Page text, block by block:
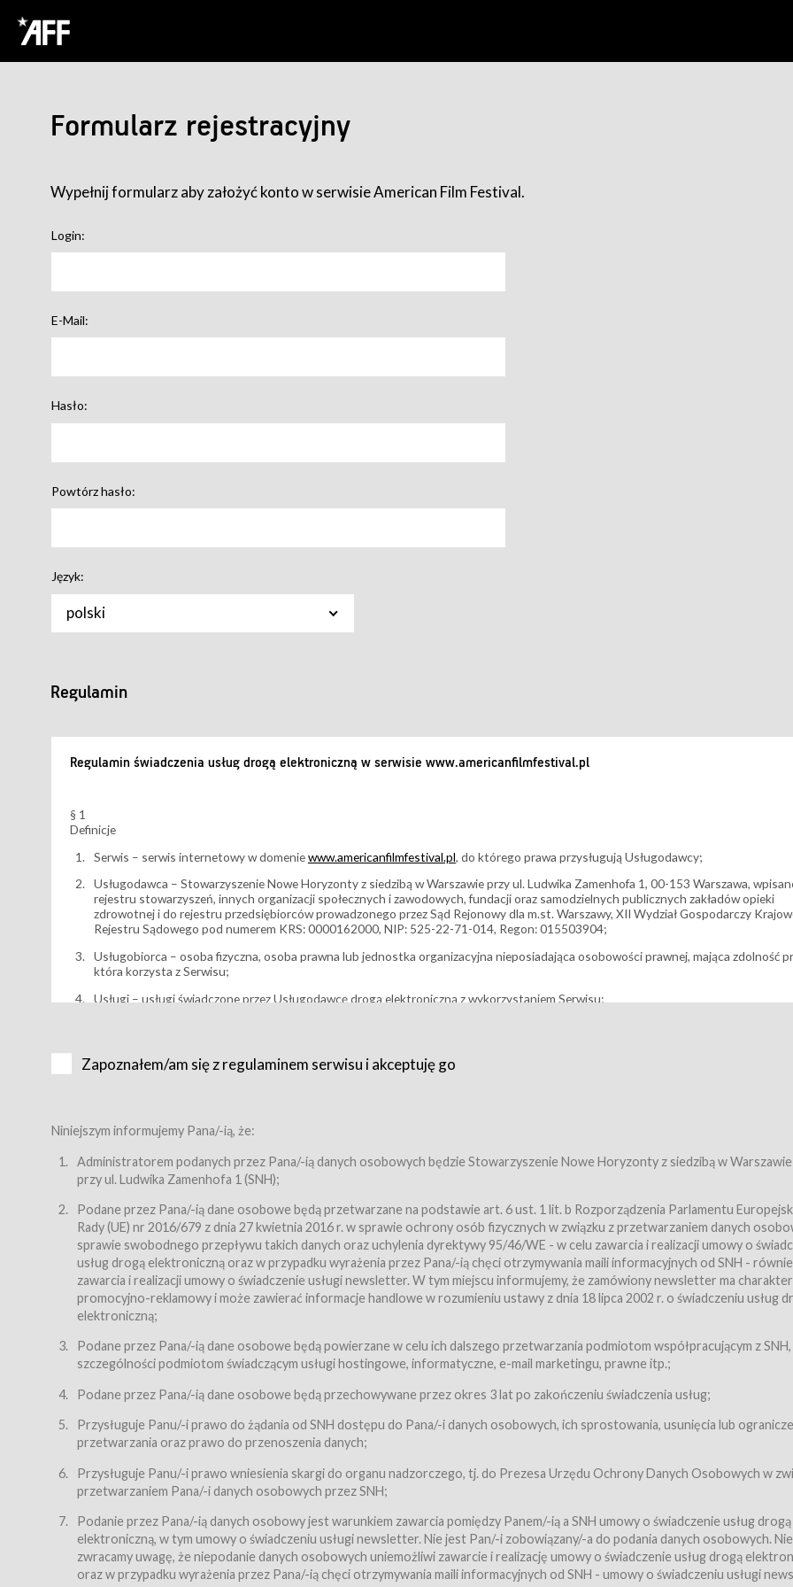
Formularz rejestracyjny
Wypełnij formularz aby założyć konto w serwisie American Film Festival.
Login:
E-Mail:
Hasło:
Powtórz hasło:
Język:
polski
Regulamin
Regulamin świadczenia usług drogą elektroniczną w serwisie www.americanfilmfestival.pl
§ 1
Definicje
Serwis – serwis internetowy w domeniewww.americanfilmfestival.pl, do którego prawa przysługują Usługodawcy;
Usługodawca – Stowarzyszenie Nowe Horyzonty z siedzibą w Warszawie przy ul. Ludwika Zamenhofa 1, 00-153 Warszawa,
rejestru stowarzyszeń, innych organizacji społecznych i zawodowych, fundacji oraz samodzielnych publicznych zakładów opieki
zdrowotnej i do rejestru przedsiębiorców prowadzonego przez Sąd Rejonowy dla m.st. Warszawy, XII Wydział Gospodarczy
Rejestru Sądowego pod numerem KRS: 0000162000, NIP: 525-22-71-014, Regon: 015503904;
Usługobiorca – osoba fizyczna, osoba prawna lub jednostka organizacyjna nieposiadająca osobowości prawnej, mająca zdolność
która korzysta z Serwisu;
Usługi – usługi świadczone przez Usługodawcę drogą elektroniczną z wykorzystaniem Serwisu;
Karnety – wybrane dokumenty potwierdzające zawarcie umowy z Usługodawcą i uprawniające do wzięcia udziału w Wydarzeniu,
Bilety – wybrane dokumenty potwierdzające zawarcie umowy z Usługodawcą i uprawniające do wzięcia udziału w Wydarzeniu,
przewidziane przez Usługodawcę dla danego Wydarzenia, tj. uprawniające do uczestnictwa w wielu albo w pojedynczych seansach
filmowych, wydarzeniach specjalnych i koncertach;
Sklep – sklep internetowy prowadzony przez Usługodawcę w Serwisie;
Regulamin – niniejszy regulamin.
§ 2
Postanowienia ogólne
Regulamin określa zasady:
świadczenia Usługobiorcom Usług przez Usługodawcę, z zastrzeżeniem usług, o których mowa w ust. 2 pkt. 4 i 5 poniżej,
zasady świadczenia precyzują odrębne regulaminy,
przetwarzania przez Usługodawcę danych osobowych Usługobiorców będących osobami fizycznymi.
Usługodawca świadczy w szczególności następujące Usługi:Usługodawca świadczy Usługi drogą elektroniczną w rozumieniu
dnia 18 lipca 2002 r. o świadczeniu usług drogą elektroniczną (Dz.U. z 2002 r., Nr 144, poz. 1204, z późń. zm.). Usługi świadczone są
nieodpłatnie.
usługę przeglądania i odczytywania przez Usługobiorców materiałów zamieszczanych w Serwisie,
usługę newsletter,
usługę zawierania na odległość umów nabycia Karnetów i Biletów,
usługę zawierania na odległość umów sprzedaży w Sklepie.
Usługodawca świadczy Usługi drogą elektroniczną w rozumieniu ustawy z dnia 18 lipca 2002 r. o świadczeniu usług drogą
(Dz.U. z 2002 r., Nr 144, poz. 1204, z późń. zm.). Usługi świadczone są nieodpłatnie.
Zapoznałem/am się z regulaminem serwisu i akceptuję go
Niniejszym informujemy Pana/-ią, że:
Administratorem podanych przez Pana/-ią danych osobowych będzie Stowarzyszenie Nowe Horyzonty z siedzibą w
przy ul. Ludwika Zamenhofa 1 (SNH);
Podane przez Pana/-ią dane osobowe będą przetwarzane na podstawie art. 6 ust. 1 lit. b Rozporządzenia Parlamentu
Rady (UE) nr 2016/679 z dnia 27 kwietnia 2016 r. w sprawie ochrony osób fizycznych w związku z przetwarzaniem danych
sprawie swobodnego przepływu takich danych oraz uchylenia dyrektywy 95/46/WE - w celu zawarcia i realizacji umowy o
usług drogą elektroniczną oraz w przypadku wyrażenia przez Pana/-ią chęci otrzymywania maili informacyjnych od SNH -
zawarcia i realizacji umowy o świadczenie usługi newsletter. W tym miejscu informujemy, że zamówiony newsletter ma charakter
promocyjno-reklamowy i może zawierać informacje handlowe w rozumieniu ustawy z dnia 18 lipca 2002 r. o świadczeniu usług
elektroniczną;
Podane przez Pana/-ią dane osobowe będą powierzane w celu ich dalszego przetwarzania podmiotom współpracującym z
szczególności podmiotom świadczącym usługi hostingowe, informatyczne, e-mail marketingu, prawne itp.;
Podane przez Pana/-ią dane osobowe będą przechowywane przez okres 3 lat po zakończeniu świadczenia usług;
Przysługuje Panu/-i prawo do żądania od SNH dostępu do Pana/-i danych osobowych, ich sprostowania, usunięcia lub
przetwarzania oraz prawo do przenoszenia danych;
Przysługuje Panu/-i prawo wniesienia skargi do organu nadzorczego, tj. do Prezesa Urzędu Ochrony Danych Osobowych w
przetwarzaniem Pana/-i danych osobowych przez SNH;
Podanie przez Pana/-ią danych osobowy jest warunkiem zawarcia pomiędzy Panem/-ią a SNH umowy o świadczenie usług drogą
elektroniczną, w tym umowy o świadczeniu usługi newsletter. Nie jest Pan/-i zobowiązany/-a do podania danych osobowych.
zwracamy uwagę, że niepodanie danych osobowych uniemożliwi zawarcie i realizację umowy o świadczenie usług drogą
oraz w przypadku wyrażenia przez Pana/-ią chęci otrzymywania maili informacyjnych od SNH - umowy o świadczeniu usługi